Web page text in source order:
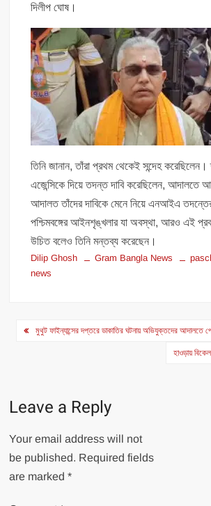
দিলীপ ঘোষ।
তিনি জানান, তাঁরা প্রথম থেকেই সন্দেহ করেছিলেন।
এজেন্সিকে দিয়ে তদন্ত দাবি করেছিলেন, আদালতে
আদালত তাঁদের দাবিকে মেনে নিয়ে এনআইএ তদন্তের
পশ্চিমবঙ্গের আইনশৃঙ্খলার যা অবস্থা, আরও এই
উচিত বলেও তিনি মন্তব্য করেছেন।
Dilip Ghosh Gram Bangla News
news
Post
মুথুট ফাইন্যান্সের দপ্তরে ডাকাতির ঘটনায় অভিযুক্তদের আদালতে
হাওড়ায়
Leave a Reply
Your email address will not
be published. Required fields
are marked*